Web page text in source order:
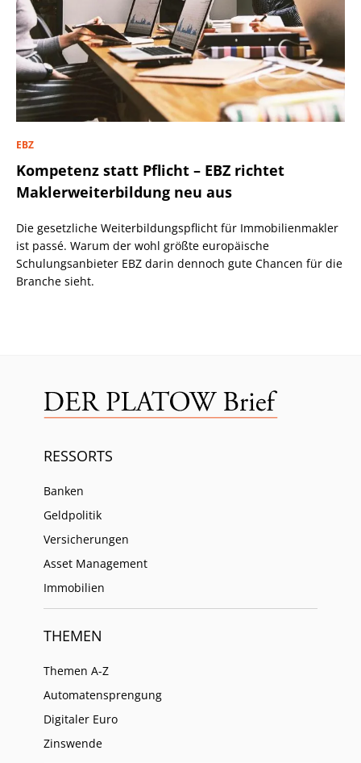
EBZ
Kompetenz statt Pflicht – EBZ richtet
Maklerweiterbildung neu aus
Die gesetzliche Weiterbildungspflicht für Immobilienmakler
ist passé. Warum der wohl größte europäische
Schulungsanbieter EBZ darin dennoch gute Chancen für die
Branche sieht.
RESSORTS
Banken
Geldpolitik
Versicherungen
Asset Management
Immobilien
THEMEN
Themen A-Z
Automatensprengung
Digitaler Euro
Zinswende